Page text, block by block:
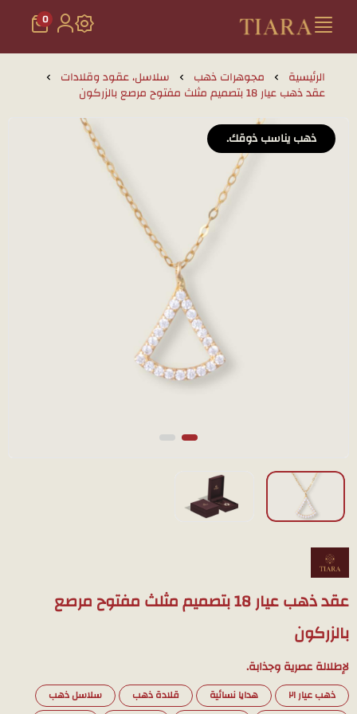
تيارا للذهب والمجوهرات
0
الرئيسية مجوهرات ذهب سلاسل، عقود وقلادات
عقد ذهب عيار 18 بتصميم مثلث مفتوح مرصع بالزركون
ذهب يناسب ذوقك.
عقد ذهب عيار 18 بتصميم مثلث مفتوح مرصع
بالزركون
لإطلالة عصرية وجذابة.
ذهب عيار ٢١ هدايا نسائية قلادة ذهب
سلاسل ذهب